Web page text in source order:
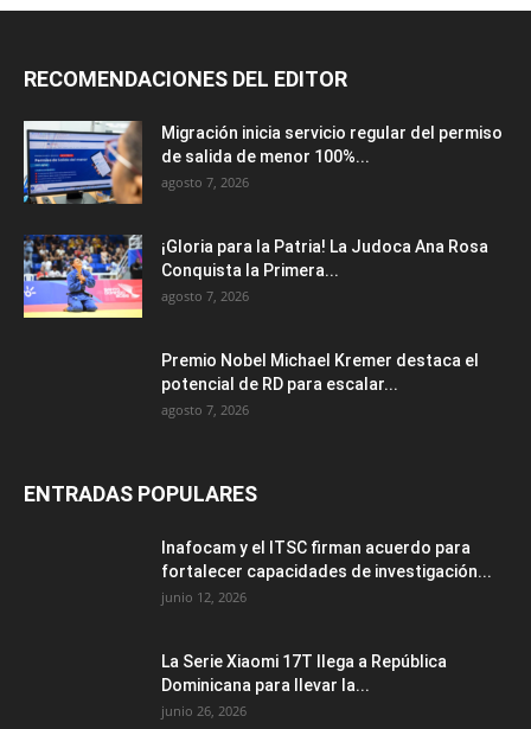
RECOMENDACIONES DEL EDITOR
Migración inicia servicio regular del permiso
de salida de menor 100%...
agosto 7, 2026
¡Gloria para la Patria! La Judoca Ana Rosa
Conquista la Primera...
agosto 7, 2026
Premio Nobel Michael Kremer destaca el
potencial de RD para escalar...
agosto 7, 2026
ENTRADAS POPULARES
Inafocam y el ITSC firman acuerdo para
fortalecer capacidades de investigación...
junio 12, 2026
La Serie Xiaomi 17T llega a República
Dominicana para llevar la...
junio 26, 2026